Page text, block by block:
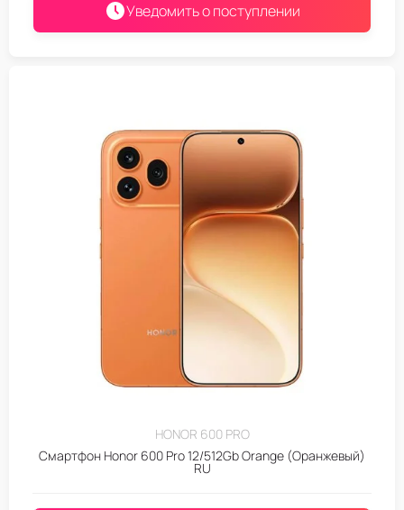
Уведомить о поступлении
HONOR 600 PRO
Смартфон Honor 600 Pro 12/512Gb Orange (Оранжевый)
RU